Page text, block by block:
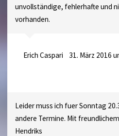
unvollständige, fehlerhafte und
vorhanden.
Erich Caspari 31. März 2016
Leider muss ich fuer Sonntag
andere Termine. Mit
Hendriks